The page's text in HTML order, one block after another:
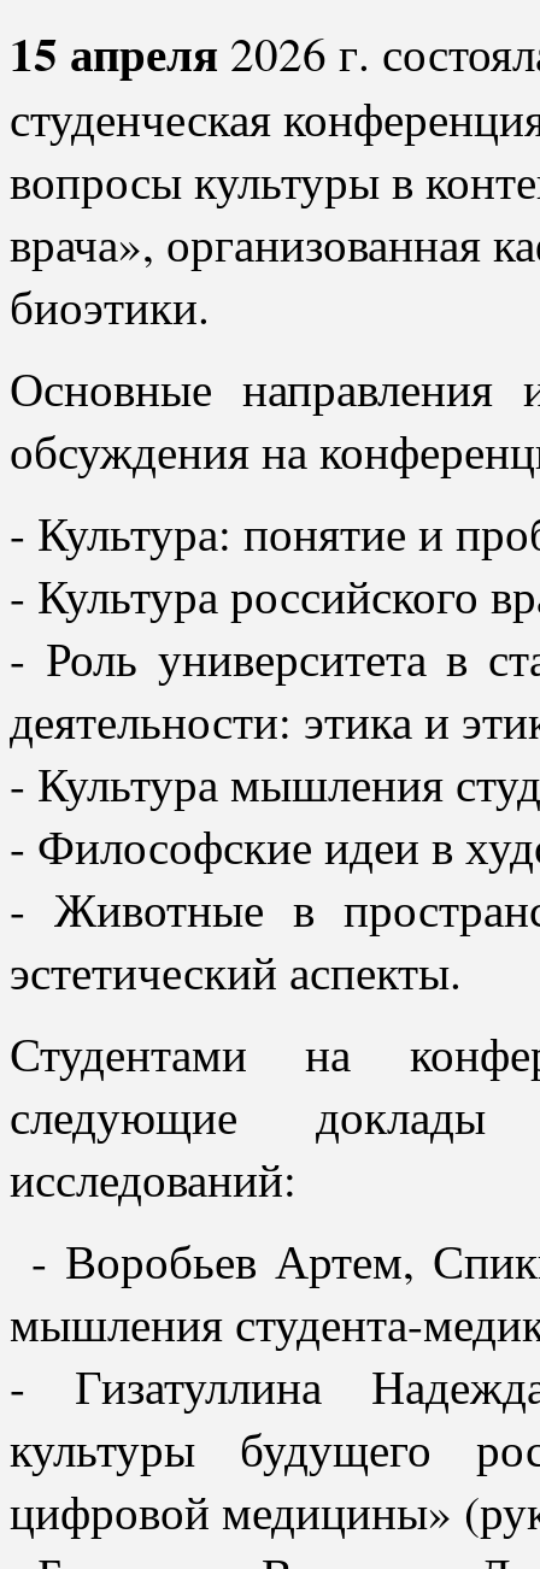
15 апреля 2026 г.
студенческая
вопросы культуры в
врача», организованная
биоэтики.
Основные направления
обсуждения на
- Культура: понятие и
- Культура российского
- Роль университета в
деятельности: этика и
- Культура мышления
- Философские идеи в
- Животные в
эстетический аспекты.
Студентами на
следующие
исследований:
- Воробьев Артем,
мышления студента-
- Гизатуллина
культуры будущего
цифровой медицины»